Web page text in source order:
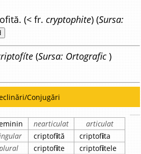
(< fr.cryptophite) (Sursa:
(Sursa: Ortografic )
Conjugări
nearticulat
articulat
criptofită criptofita
criptofite criptofitele